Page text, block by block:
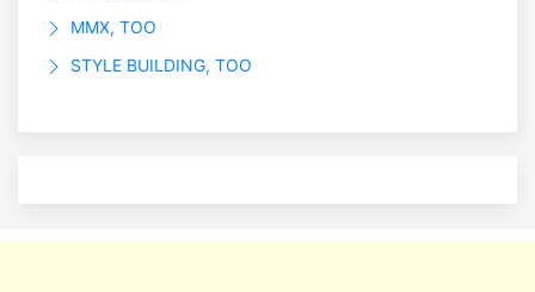
ММХ, ТОО
STYLE BUILDING, TOO